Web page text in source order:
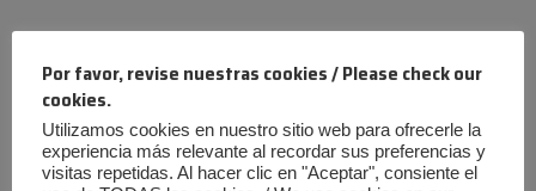
Por favor, revise nuestras cookies / Please check our
cookies.
Utilizamos cookies en nuestro sitio web para ofrecerle la
experiencia más relevante al recordar sus preferencias y
visitas repetidas. Al hacer clic en "Aceptar", consiente el